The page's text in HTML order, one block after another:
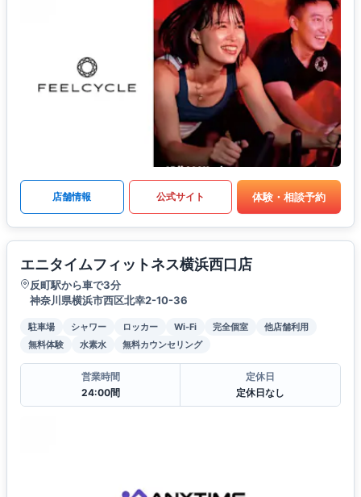
店舗情報 公式サイト 体験・相談予約
エニタイムフィットネス横浜西口店
反町駅から車で3分
神奈川県横浜市西区北幸2-10-36
駐車場 シャワー ロッカー Wi-Fi 完全個室
他店舗利用
無料体験
水素水 無料カウンセリング
営業時間
24:00間
定休日
定休日なし